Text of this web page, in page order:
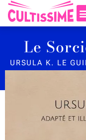
Le
URSULA K. LE